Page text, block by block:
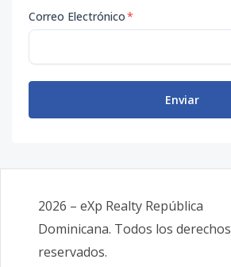
Correo Electrónico*
Enviar
2026 – eXp Realty República
Dominicana. Todos los derechos
reservados.